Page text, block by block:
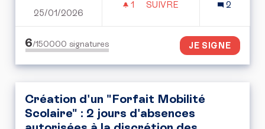
25/01/2026
1 1 ABONNÉ
SUIVRE
2
6/150000 signatures JE SIGNE
Création d'un "Forfait Mobilité
Scolaire" : 2 jours d'absences